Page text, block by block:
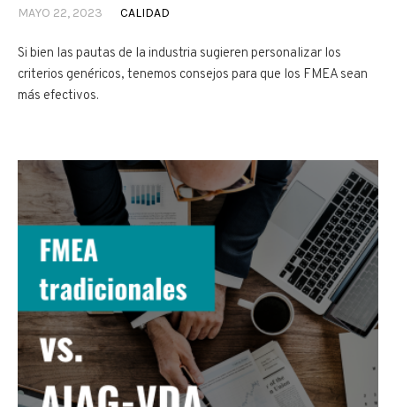
MAYO 22, 2023 CALIDAD
Si bien las pautas de la industria sugieren personalizar los
criterios genéricos, tenemos consejos para que los FMEA sean
más efectivos.